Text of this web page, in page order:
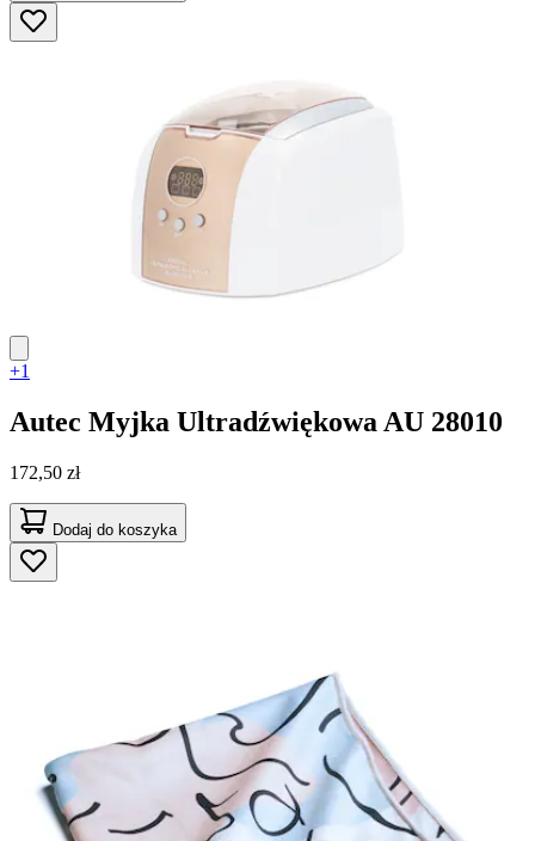
+1
Autec Myjka Ultradźwiękowa AU 28010
172,50 zł
Dodaj do koszyka